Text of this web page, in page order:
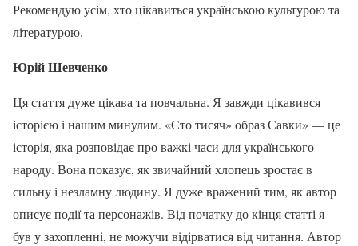
Рекомендую усім, хто цікавиться українською культурою та
літературою.
Юрій Шевченко
Ця стаття дуже цікава та повчальна. Я завжди цікавився
історією і нашим минулим. «Сто тисяч» образ Савки» — це
історія, яка розповідає про важкі часи для українського
народу. Вона показує, як звичайний хлопець зростає в
сильну і незламну людину. Я дуже вражений тим, як автор
описує події та персонажів. Від початку до кінця статті я
був у захопленні, не можучи відірватися від читання. Автор